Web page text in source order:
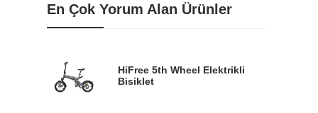
En Çok Yorum Alan Ürünler
HiFree 5th Wheel Elektrikli
Bisiklet